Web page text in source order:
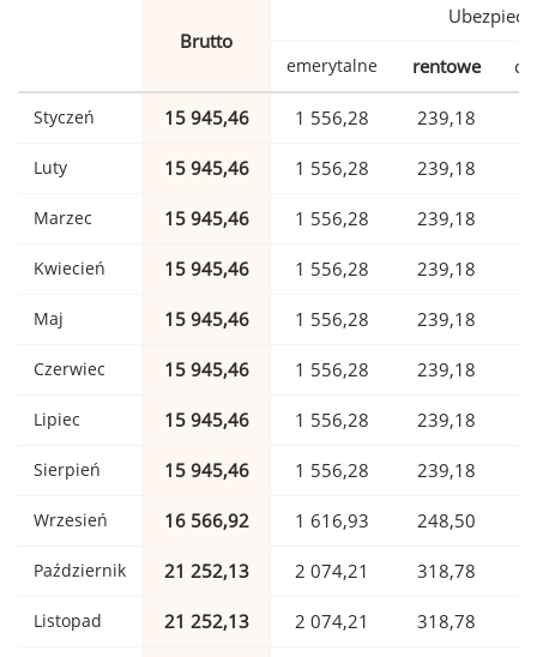
Brutto
emerytalne rentowe
Styczeń 15 945,46 1 556,28 239,18
Luty 15 945,46 1 556,28 239,18
Marzec 15 945,46 1 556,28 239,18
Kwiecień 15 945,46 1 556,28 239,18
Maj 15 945,46 1 556,28 239,18
Czerwiec 15 945,46 1 556,28 239,18
Lipiec 15 945,46 1 556,28 239,18
Sierpień 15 945,46 1 556,28 239,18
Wrzesień 16 566,92 1 616,93 248,50
Październik 21 252,13 2 074,21 318,78
Listopad 21 252,13 2 074,21 318,78